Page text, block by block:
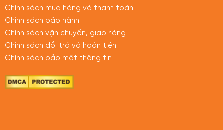
Chính sách mua hàng và thanh toán
Chính sách bảo hành
Chính sách vận chuyển, giao hàng
Chính sách đổi trả và hoàn tiền
Chính sách bảo mật thông tin